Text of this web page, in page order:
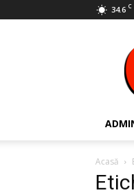
34.6 C
Acasă